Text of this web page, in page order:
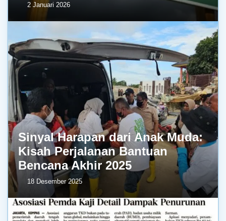
2 Januari 2026
Sinyal Harapan dari Anak Muda:
Kisah Perjalanan Bantuan
Bencana Akhir 2025
18 Desember 2025